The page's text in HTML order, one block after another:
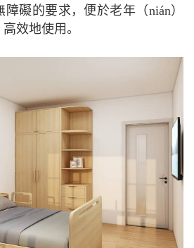
礙的要求，便於老年（nián）
效地使用。